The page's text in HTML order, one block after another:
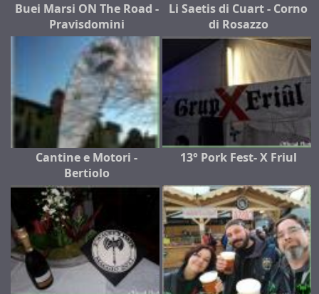
Buei Marsi ON The Road -
Pravisdomini
Li Saetis di Cuart - Corno
di Rosazzo
Cantine e Motori -
Bertiolo
13° Pork Fest- X Friul